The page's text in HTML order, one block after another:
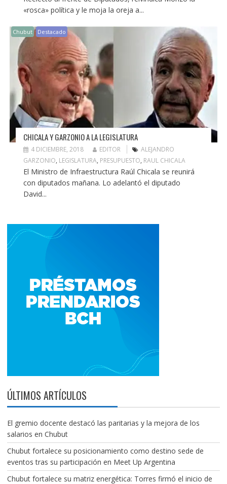
«rosca» política y le moja la oreja a...
Chubut Destacado
CHICALA Y GARZONIO A LA LEGISLATURA
4 DICIEMBRE, 2018 EDITOR
ALEJANDRO
GARZONIO, LEGISLATURA, PRESUPUESTO, RAUL CHICALA
El Ministro de Infraestructura Raúl Chicala se reunirá
con diputados mañana. Lo adelantó el diputado
David...
ÚLTIMOS ARTÍCULOS
El gremio docente destacó las paritarias y la mejora de los
salarios en Chubut
Chubut fortalece su posicionamiento como destino sede de
eventos tras su participación en Meet Up Argentina
Chubut fortalece su matriz energética: Torres firmó el inicio de